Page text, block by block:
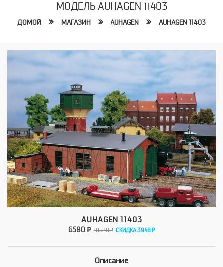
МОДЕЛЬ AUHAGEN 11403
ДОМОЙ МАГАЗИН AUHAGEN AUHAGEN 11403
AUHAGEN 11403
6580 ₽ 10528 ₽ СКИДКА 3948 ₽
Описание